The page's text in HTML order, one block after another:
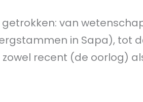
van
in Sapa), tot
recent (de oorlog)